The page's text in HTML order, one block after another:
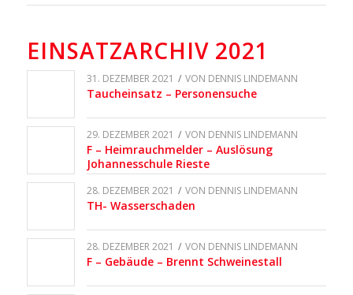
EINSATZARCHIV 2021
31. DEZEMBER 2021 / VON DENNIS LINDEMANN
Taucheinsatz – Personensuche
29. DEZEMBER 2021 / VON DENNIS LINDEMANN
F – Heimrauchmelder – Auslösung
Johannesschule Rieste
28. DEZEMBER 2021 / VON DENNIS LINDEMANN
TH- Wasserschaden
28. DEZEMBER 2021 / VON DENNIS LINDEMANN
F – Gebäude – Brennt Schweinestall